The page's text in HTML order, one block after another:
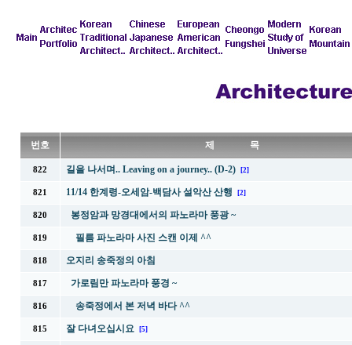
번호 제 목
822 길을 나서며.. Leaving on a journey.. (D-2) [2]
821 11/14 한계령-오세암-백담사 설악산 산행 [2]
820 봉정암과 망경대에서의 파노라마 풍광 ~
819 필름 파노라마 사진 스캔 이제 ^^
818 오지리 송죽정의 아침
817 가로림만 파노라마 풍경 ~
816 송죽정에서 본 저녁 바다 ^^
815 잘 다녀오십시요 [5]